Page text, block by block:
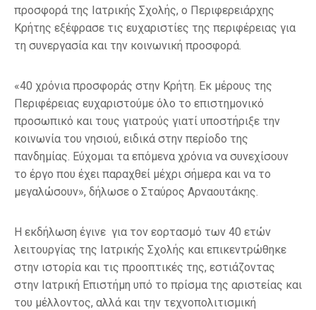
προσφορά της Ιατρικής Σχολής, ο Περιφερειάρχης
Κρήτης εξέφρασε τις ευχαριστίες της περιφέρειας για
τη συνεργασία και την κοινωνική προσφορά.
«40 χρόνια προσφοράς στην Κρήτη. Εκ μέρους της
Περιφέρειας ευχαριστούμε όλο το επιστημονικό
προσωπικό και τους γιατρούς γιατί υποστήριξε την
κοινωνία του νησιού, ειδικά στην περίοδο της
πανδημίας. Εύχομαι τα επόμενα χρόνια να συνεχίσουν
το έργο που έχει παραχθεί μέχρι σήμερα και να το
μεγαλώσουν», δήλωσε ο Σταύρος Αρναουτάκης.
Η εκδήλωση έγινε για τον εορτασμό των 40 ετών
λειτουργίας της Ιατρικής Σχολής και επικεντρώθηκε
στην ιστορία και τις προοπτικές της, εστιάζοντας
στην Ιατρική Επιστήμη υπό το πρίσμα της αριστείας και
του μέλλοντος, αλλά και την τεχνοπολιτισμική